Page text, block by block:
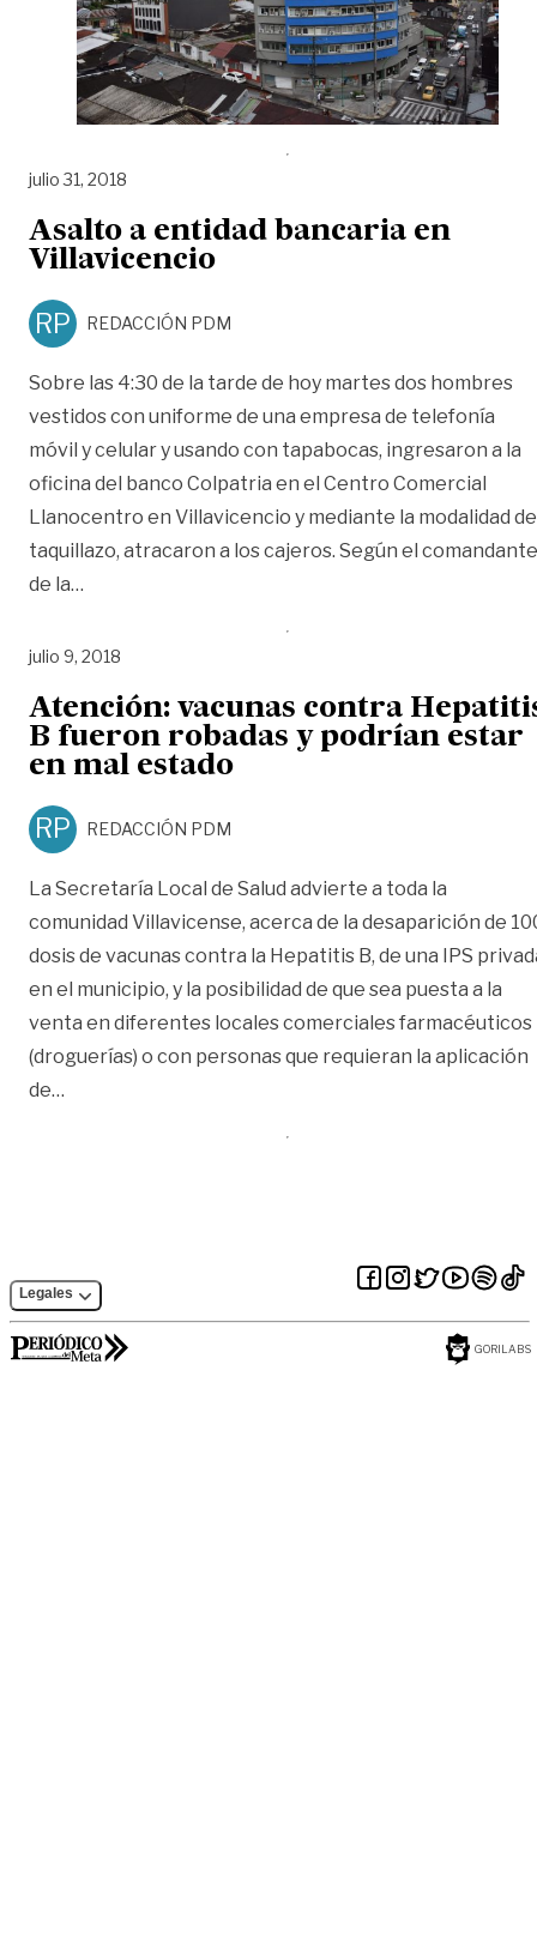
julio 31, 2018
Asalto a entidad bancaria en
Villavicencio
RP REDACCIÓN PDM
Sobre las 4:30 de la tarde de hoy martes dos hombres
vestidos con uniforme de una empresa de telefonía
móvil y celular y usando con tapabocas, ingresaron a la
oficina del banco Colpatria en el Centro Comercial
Llanocentro en Villavicencio y mediante la modalidad de
taquillazo, atracaron a los cajeros. Según el comandante
de la…
julio 9, 2018
Atención: vacunas contra
B fueron robadas y podrían estar
en mal estado
RP REDACCIÓN PDM
La Secretaría Local de Salud advierte a toda la
comunidad Villavicense, acerca de la desaparición de
dosis de vacunas contra la Hepatitis B, de una IPS
en el municipio, y la posibilidad de que sea puesta a la
venta en diferentes locales comerciales farmacéuticos
(droguerías) o con personas que requieran la aplicación
de…
Legales
GORILABS